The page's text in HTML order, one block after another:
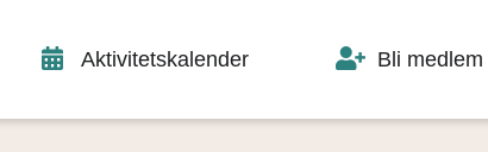
Aktivitetskalender Bli medlem